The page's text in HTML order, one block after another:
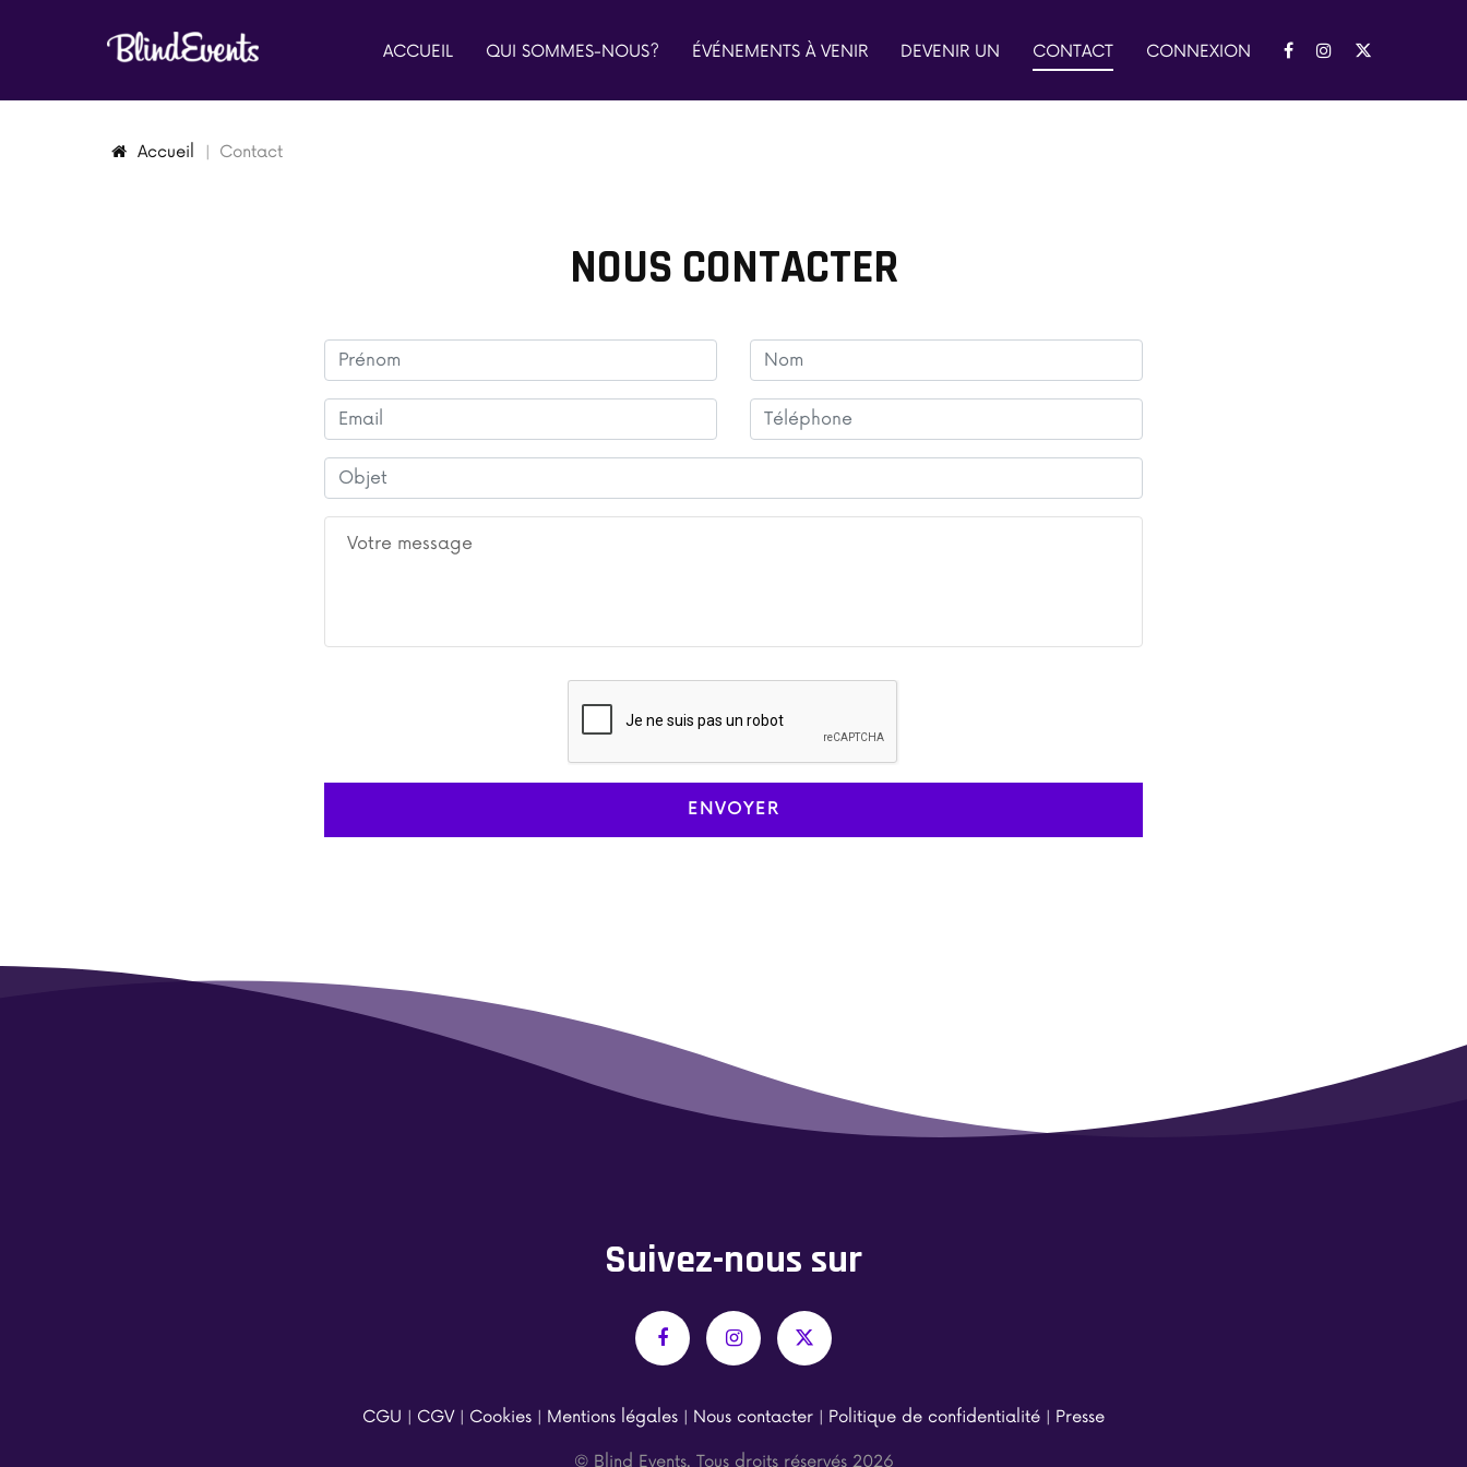
ACCUEIL QUI SOMMES-NOUS? ÉVÉNEMENTS À VENIR DEVENIR UN CONTACT CONNEXION
Accueil Contact
NOUS CONTACTER
ENVOYER
Suivez-nous sur
CGU | CGV| Cookies | Mentions légales | Nous contacter | Politique de confidentialité | Presse
© Blind Events. Tous droits réservés 2026